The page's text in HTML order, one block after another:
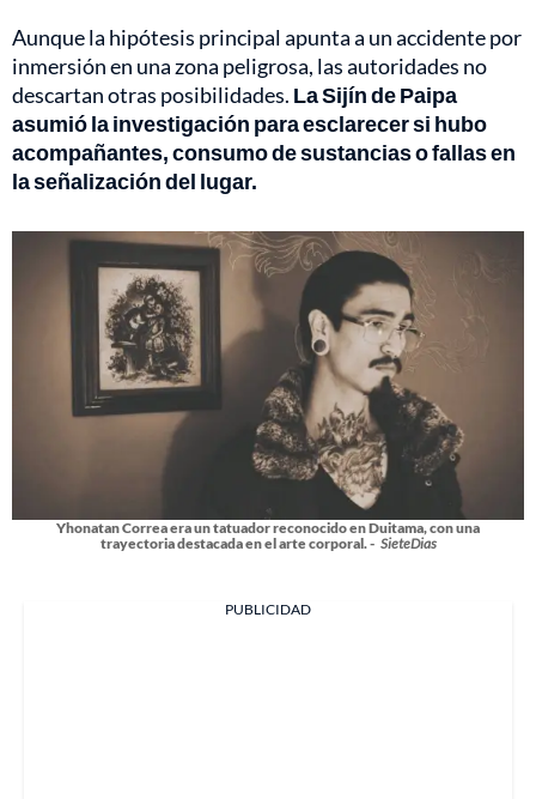
Aunque la hipótesis principal apunta a un accidente por
inmersión en una zona peligrosa, las autoridades no
descartan otras posibilidades. La Sijín de Paipa
asumió la investigación para esclarecer si hubo
acompañantes, consumo de sustancias o fallas en
la señalización del lugar.
Yhonatan Correa era un tatuador reconocido en Duitama, con una
trayectoria destacada en el arte corporal. - SieteDias
PUBLICIDAD